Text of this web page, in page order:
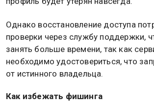
Однако восстановление доступа
проверки через службу поддержки,
занять больше времени, так как
необходимо удостовериться, что
от истинного владельца.
Как избежать фишинга